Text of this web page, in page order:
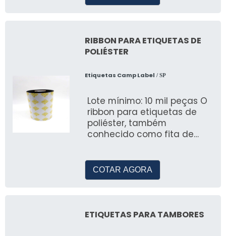
RIBBON PARA ETIQUETAS DE
POLIÉSTER
Etiquetas Camp Label / SP
Lote mínimo: 10 mil peças O
ribbon para etiquetas de
poliéster, também
conhecido como fita de
COTAR AGORA
ETIQUETAS PARA TAMBORES